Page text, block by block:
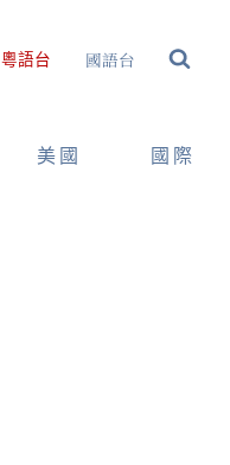
粵語台 國語台
美國 國際